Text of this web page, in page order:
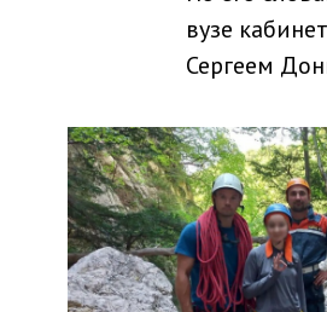
вузе
Сергеем